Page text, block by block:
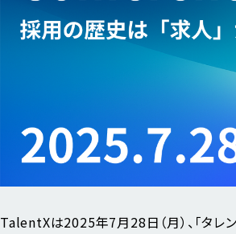
TalentXは2025年7月28日（月）、「タレ